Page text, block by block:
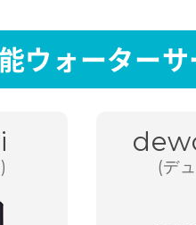
ウォーターサ
(デ